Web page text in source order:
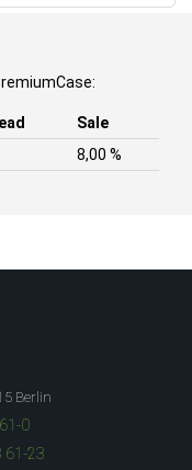
Sale
8,00 %
Berlin
0
61-23